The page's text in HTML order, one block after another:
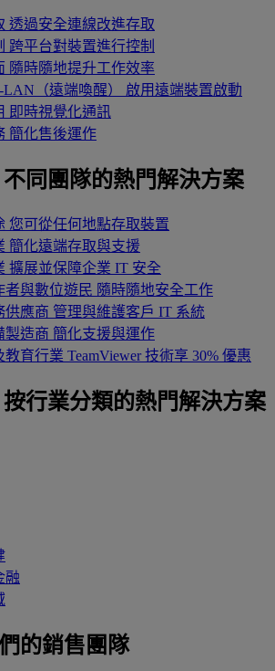
透過安全連線改進存取
跨平台對裝置進行控制
隨時隨地提升工作效率
LAN（遠端喚醒）
啟用遠端裝置啟動
即時視覺化通訊
簡化售後運作
不同團隊的熱門解決方案
您可從任何地點存取裝置
簡化遠端存取與支援
擴展並保障企業 IT 安全
者與數位遊民 隨時隨地安全工作
供應商 管理與維護客戶 IT 系統
製造商 簡化支援與運作
教育行業 TeamViewer 技術享 30% 優惠
按行業分類的熱門解決方案
融
的銷售團隊